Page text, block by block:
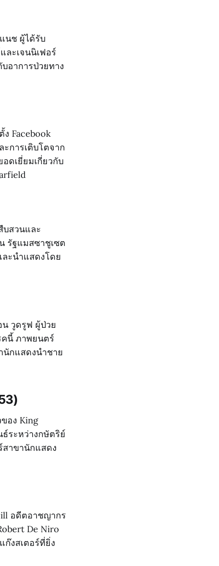
นช ผู้ได้รับ
ละเจนนิเฟอร์
อาการป่วยทาง
Facebook
การเติบโตจาก
ดเยี่ยมเกี่ยวกับ
บสวนและ
รัฐแมสซาชูเซต
ะนำแสดงโดย
น วูดรูฟ ผู้ป่วย
คนี้ ภาพยนตร์
นักแสดงนำชาย
อง King
ระหว่างกษัตริย์
สาขานักแสดง
อดีตอาชญากร
De Niro
ก๊งสเตอร์ที่ยิ่ง